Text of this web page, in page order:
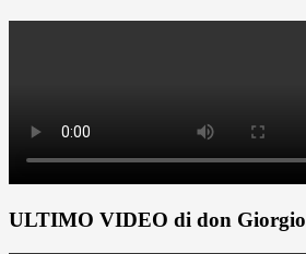
ULTIMO VIDEO di don Giorgio